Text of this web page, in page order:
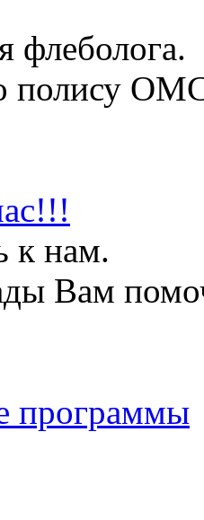
флеболога.
полису
к нам.
Вам
программы